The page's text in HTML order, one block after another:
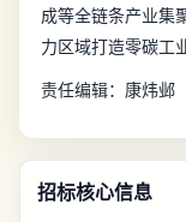
成等全链条产业集
力区域打造零碳工
责任编辑：康炜邺
招标核心信息